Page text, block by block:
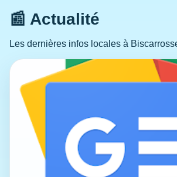
📰 Actualité
Les dernières infos locales à